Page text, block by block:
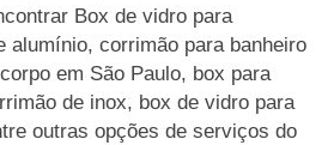
Box de vidro para
alumínio, corrimão para banheiro
em São Paulo, box para
de inox, box de vidro para
outras opções de serviços do